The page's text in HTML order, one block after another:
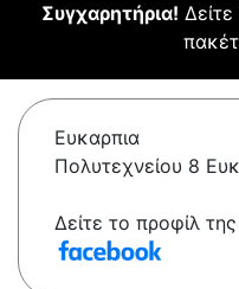
Συγχαρητήρια!
Ευκαρπια
Πολυτεχνείου 8
Δείτε το προφίλ